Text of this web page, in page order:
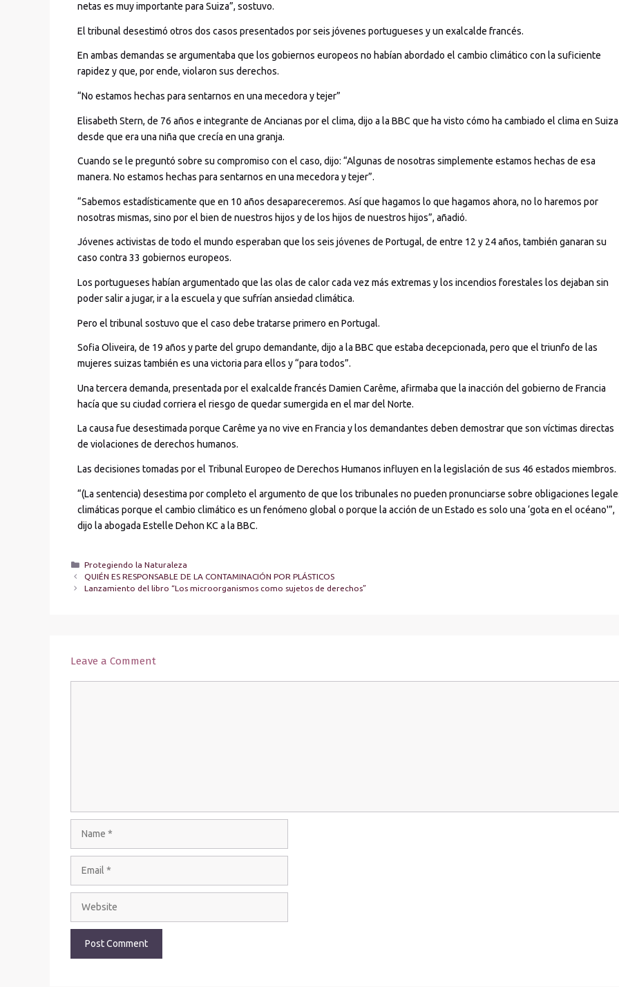
netas es muy importante para Suiza”, sostuvo.
El tribunal desestimó otros dos casos presentados por seis jóvenes portugueses y un exalcalde francés.
En ambas demandas se argumentaba que los gobiernos europeos no habían abordado el cambio climático con la suficiente
rapidez y que, por ende, violaron sus derechos.
“No estamos hechas para sentarnos en una mecedora y tejer”
Elisabeth Stern, de 76 años e integrante de Ancianas por el clima, dijo a la BBC que ha visto cómo ha cambiado el clima en Suiza
desde que era una niña que crecía en una granja.
Cuando se le preguntó sobre su compromiso con el caso, dijo: “Algunas de nosotras simplemente estamos hechas de esa
manera. No estamos hechas para sentarnos en una mecedora y tejer”.
“Sabemos estadísticamente que en 10 años desapareceremos. Así que hagamos lo que hagamos ahora, no lo haremos por
nosotras mismas, sino por el bien de nuestros hijos y de los hijos de nuestros hijos”, añadió.
Jóvenes activistas de todo el mundo esperaban que los seis jóvenes de Portugal, de entre 12 y 24 años, también ganaran su
caso contra 33 gobiernos europeos.
Los portugueses habían argumentado que las olas de calor cada vez más extremas y los incendios forestales los dejaban sin
poder salir a jugar, ir a la escuela y que sufrían ansiedad climática.
Pero el tribunal sostuvo que el caso debe tratarse primero en Portugal.
Sofia Oliveira, de 19 años y parte del grupo demandante, dijo a la BBC que estaba decepcionada, pero que el triunfo de las
mujeres suizas también es una victoria para ellos y “para todos”.
Una tercera demanda, presentada por el exalcalde francés Damien Carême, afirmaba que la inacción del gobierno de Francia
hacía que su ciudad corriera el riesgo de quedar sumergida en el mar del Norte.
La causa fue desestimada porque Carême ya no vive en Francia y los demandantes deben demostrar que son víctimas directas
de violaciones de derechos humanos.
Las decisiones tomadas por el Tribunal Europeo de Derechos Humanos influyen en la legislación de sus 46 estados miembros.
“(La sentencia) desestima por completo el argumento de que los tribunales no pueden pronunciarse sobre obligaciones
climáticas porque el cambio climático es un fenómeno global o porque la acción de un Estado es solo una ‘gota en el océano'”,
dijo la abogada Estelle Dehon KC a la BBC.
Protegiendo la Naturaleza
QUIÉN ES RESPONSABLE DE LA CONTAMINACIÓN POR PLÁSTICOS
Lanzamiento del libro “Los microorganismos como sujetos de derechos”
Leave a Comment